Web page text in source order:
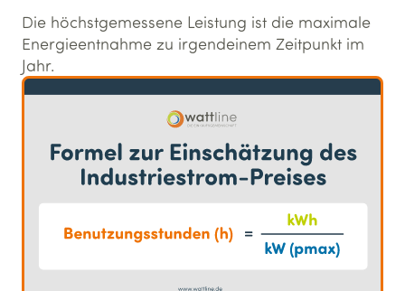
Die höchstgemessene Leistung ist die maximale
Energieentnahme zu irgendeinem Zeitpunkt im
Jahr.